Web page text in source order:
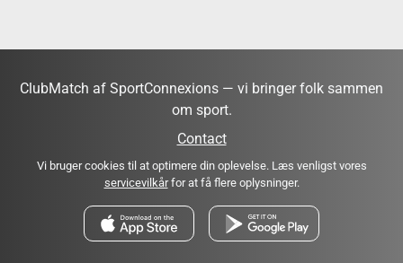
ClubMatch af SportConnexions — vi bringer folk sammen
om sport.
Contact
Vi bruger cookies til at optimere din oplevelse. Læs venligst vores
servicevilkårfor at få flere oplysninger.